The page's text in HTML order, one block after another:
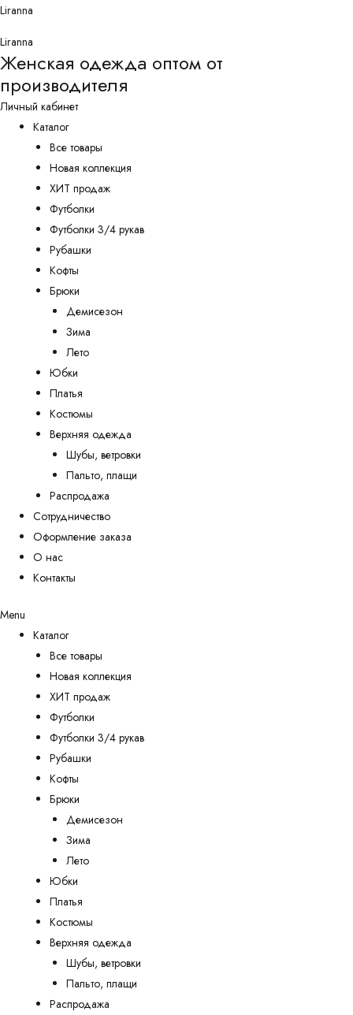
Перейти
содержимому
Liranna
Liranna
Женская одежда оптом от
производителя
Личный кабинет
Каталог
Все товары
Новая коллекция
ХИТ продаж
Футболки
Футболки 3/4 рукав
Рубашки
Кофты
Брюки
Демисезон
Зима
Лето
Юбки
Платья
Костюмы
Верхняя одежда
Шубы, ветровки
Пальто, плащи
Распродажа
Сотрудничество
Оформление заказа
О нас
Контакты
Menu
Каталог
Все товары
Новая коллекция
ХИТ продаж
Футболки
Футболки 3/4 рукав
Рубашки
Кофты
Брюки
Демисезон
Зима
Лето
Юбки
Платья
Костюмы
Верхняя одежда
Шубы, ветровки
Пальто, плащи
Распродажа